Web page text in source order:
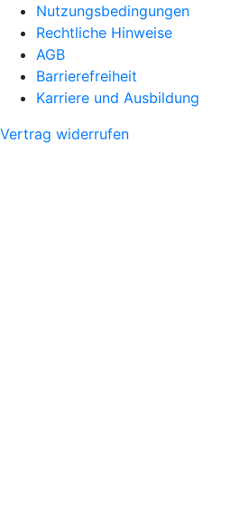
Nutzungsbedingungen
Rechtliche Hinweise
AGB
Barrierefreiheit
Karriere und Ausbildung
Vertrag widerrufen